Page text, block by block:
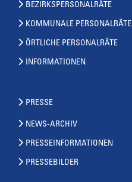
BEZIRKSPERSONALRÄTE
KOMMUNALE PERSONALRÄTE
ÖRTLICHE PERSONALRÄTE
INFORMATIONEN
PRESSE
NEWS-ARCHIV
PRESSEINFORMATIONEN
PRESSEBILDER